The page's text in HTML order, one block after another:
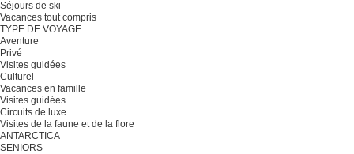
Séjours de ski
Vacances tout compris
TYPE DE VOYAGE
Aventure
Privé
Visites guidées
Culturel
Vacances en famille
Visites guidées
Circuits de luxe
Visites de la faune et de la flore
ANTARCTICA
SENIORS